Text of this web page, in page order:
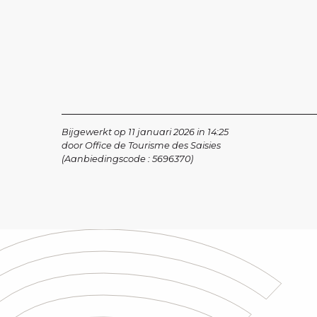
Bijgewerkt op 11 januari 2026 in 14:25
door Office de Tourisme des Saisies
(Aanbiedingscode : 5696370)